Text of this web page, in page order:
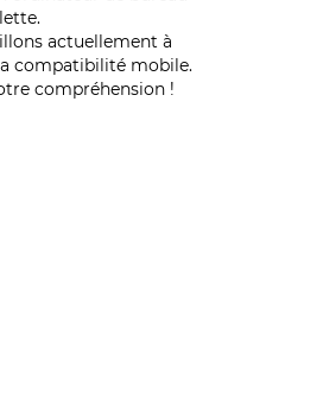
actuellement à
compatibilité mobile.
compréhension !